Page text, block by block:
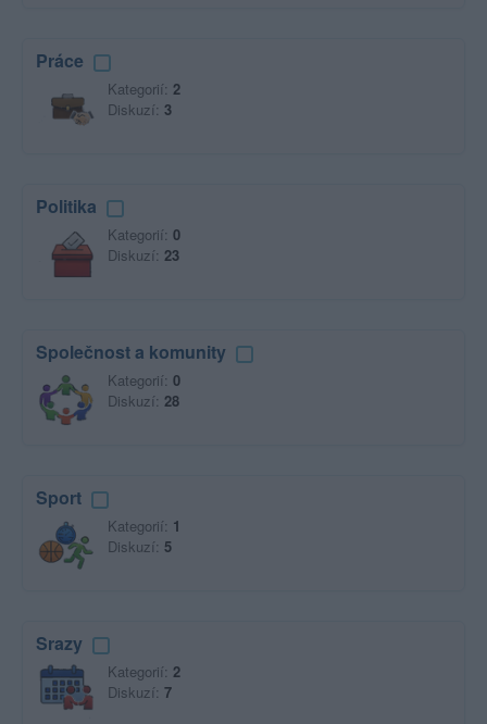
Práce
Kategorií: 2
Diskuzí: 3
Politika
Kategorií: 0
Diskuzí: 23
Společnost a komunity
Kategorií: 0
Diskuzí: 28
Sport
Kategorií: 1
Diskuzí: 5
Srazy
Kategorií: 2
Diskuzí: 7